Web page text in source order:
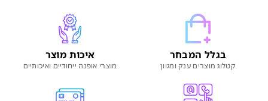
בגלל המבחר
קטלוג מוצרים ענק ומגוון
איכות מוצר
מוצרי אופנה ייחודיים ואיכותיים